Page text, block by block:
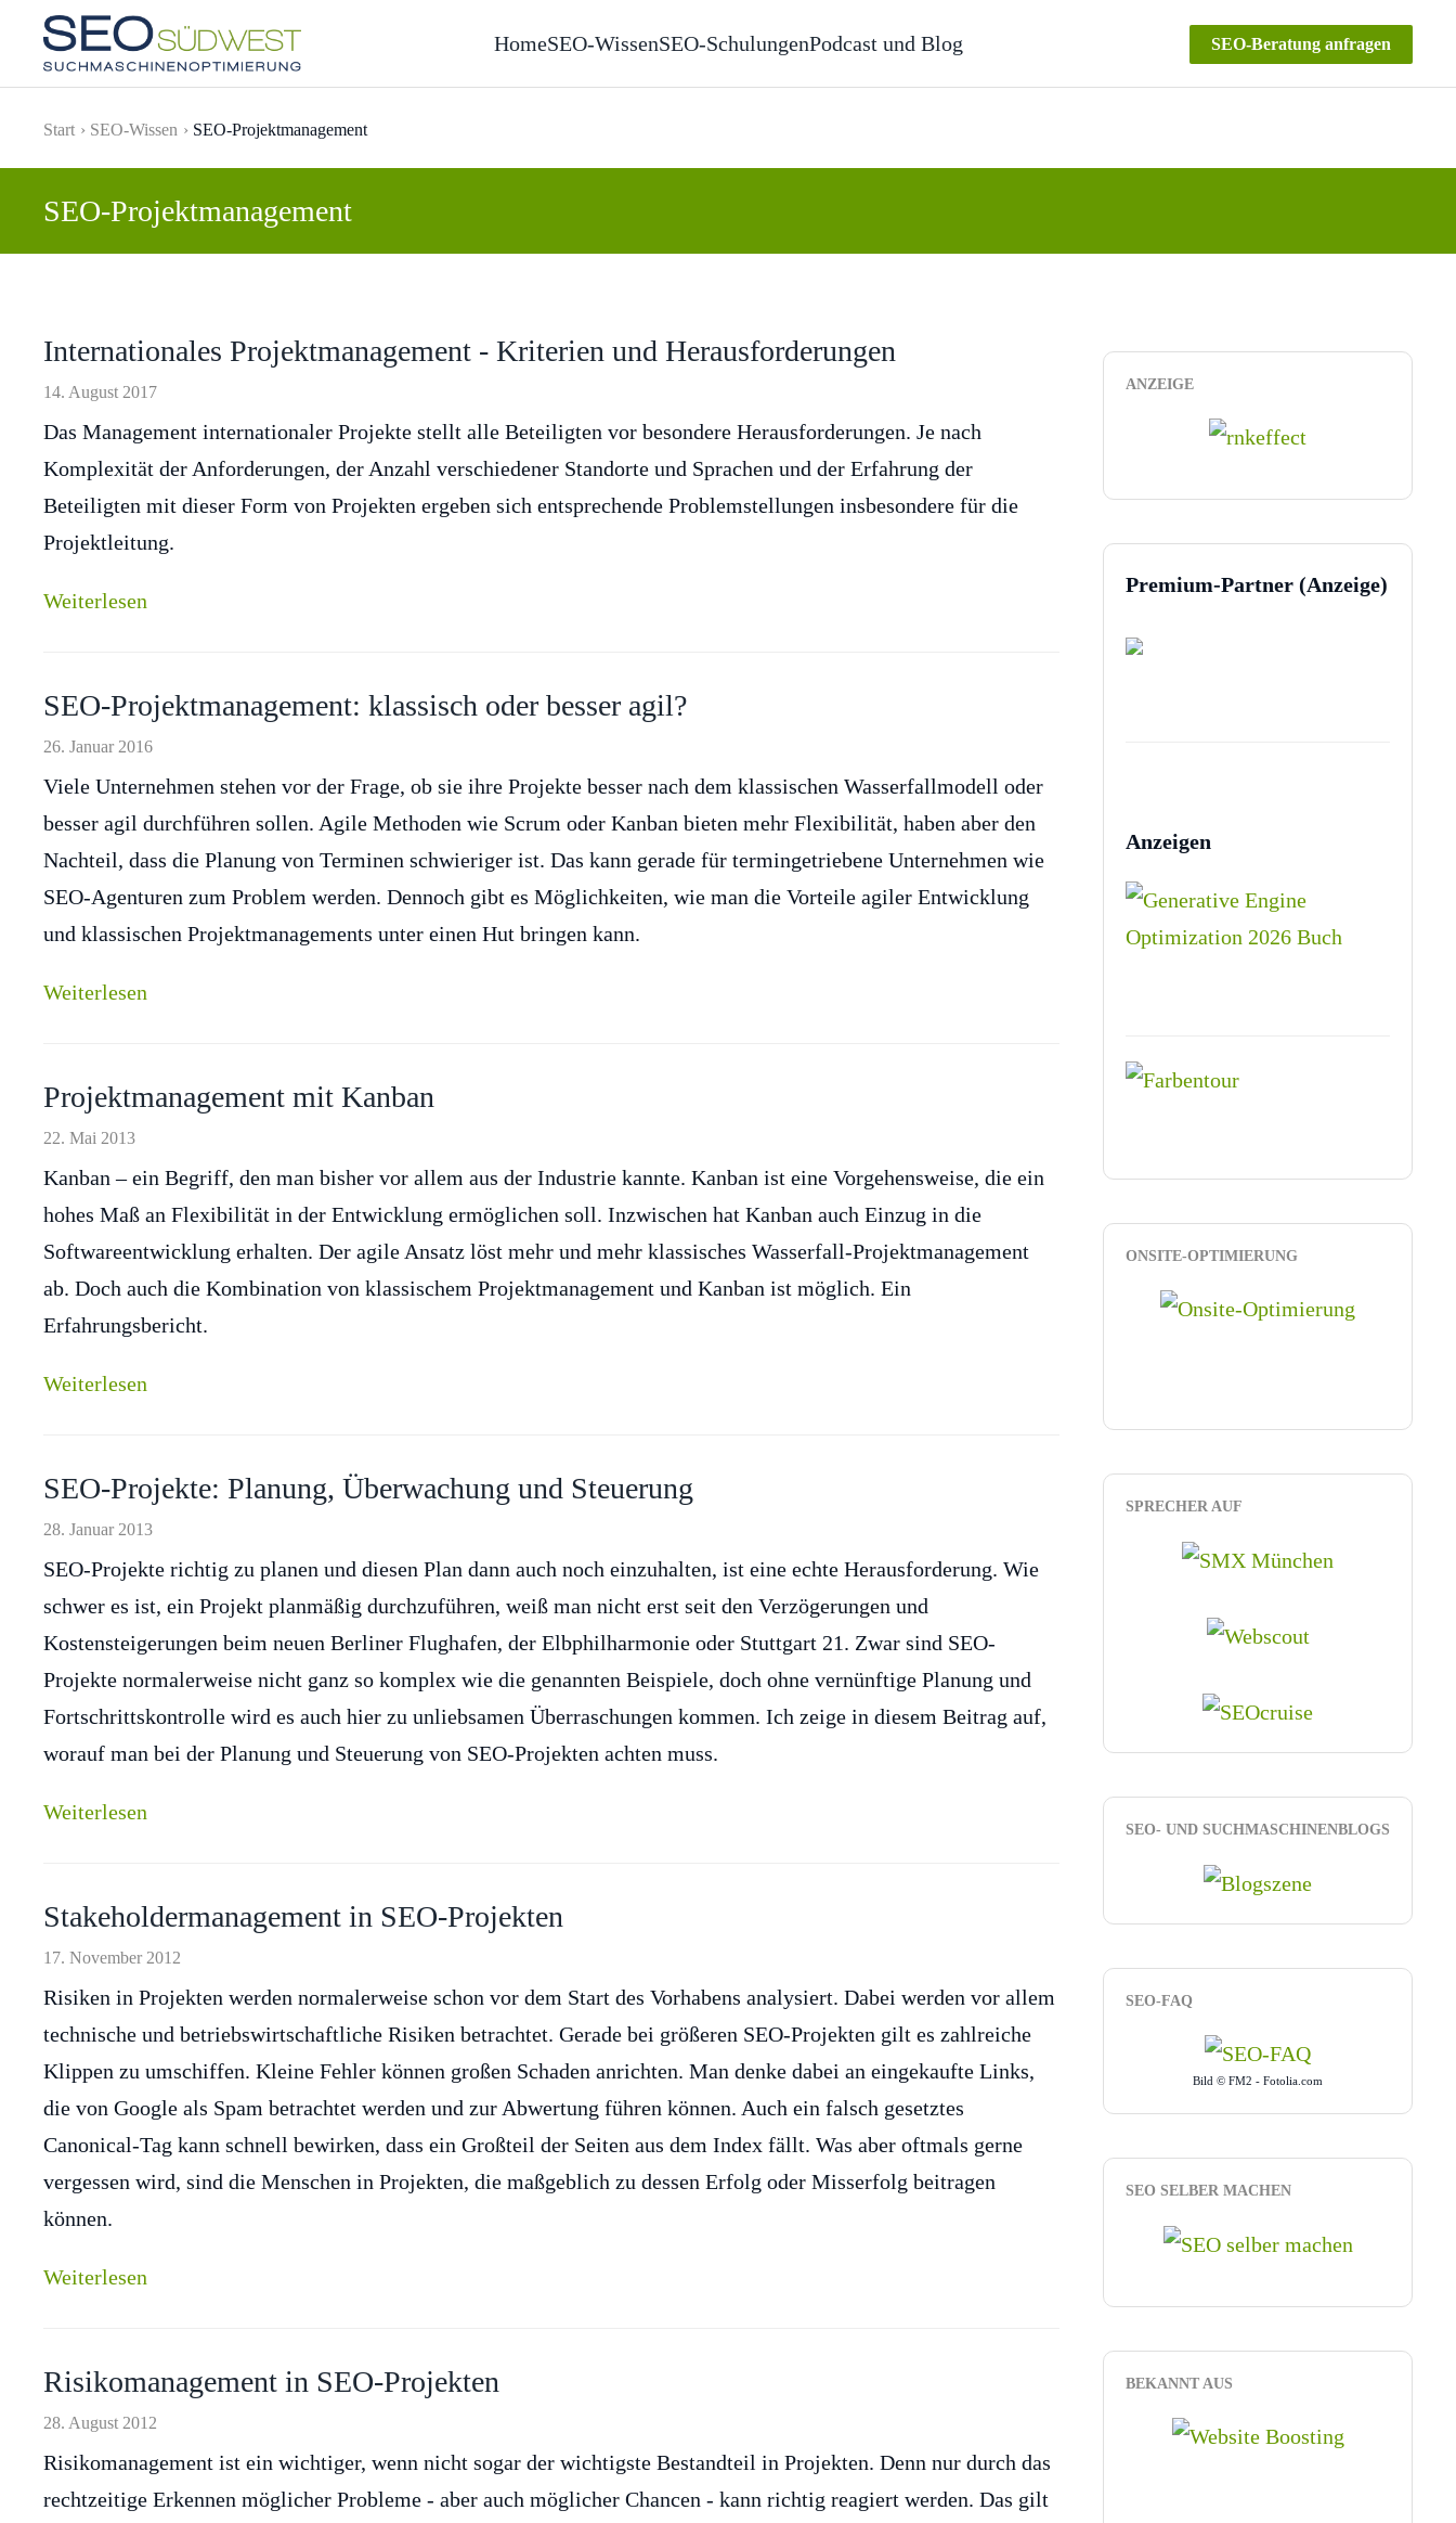
Skip to main content
HomeSEO-WissenSEO-SchulungenPodcast und Blog SEO-Beratung anfragen
Start SEO-Wissen SEO-Projektmanagement
SEO-Projektmanagement
Internationales Projektmanagement - Kriterien und Herausforderungen
14. August 2017
Das Management internationaler Projekte stellt alle Beteiligten vor besondere Herausforderungen. Je nach
Komplexität der Anforderungen, der Anzahl verschiedener Standorte und Sprachen und der Erfahrung der
Beteiligten mit dieser Form von Projekten ergeben sich entsprechende Problemstellungen insbesondere für die
Projektleitung.
Weiterlesen
SEO-Projektmanagement: klassisch oder besser agil?
26. Januar 2016
Viele Unternehmen stehen vor der Frage, ob sie ihre Projekte besser nach dem klassischen Wasserfallmodell oder
besser agil durchführen sollen. Agile Methoden wie Scrum oder Kanban bieten mehr Flexibilität, haben aber den
Nachteil, dass die Planung von Terminen schwieriger ist. Das kann gerade für termingetriebene Unternehmen wie
SEO-Agenturen zum Problem werden. Dennoch gibt es Möglichkeiten, wie man die Vorteile agiler Entwicklung
und klassischen Projektmanagements unter einen Hut bringen kann.
Weiterlesen
Projektmanagement mit Kanban
22. Mai 2013
Kanban – ein Begriff, den man bisher vor allem aus der Industrie kannte. Kanban ist eine Vorgehensweise, die ein
hohes Maß an Flexibilität in der Entwicklung ermöglichen soll. Inzwischen hat Kanban auch Einzug in die
Softwareentwicklung erhalten. Der agile Ansatz löst mehr und mehr klassisches Wasserfall-Projektmanagement
ab. Doch auch die Kombination von klassischem Projektmanagement und Kanban ist möglich. Ein
Erfahrungsbericht.
Weiterlesen
SEO-Projekte: Planung, Überwachung und Steuerung
28. Januar 2013
SEO-Projekte richtig zu planen und diesen Plan dann auch noch einzuhalten, ist eine echte Herausforderung. Wie
schwer es ist, ein Projekt planmäßig durchzuführen, weiß man nicht erst seit den Verzögerungen und
Kostensteigerungen beim neuen Berliner Flughafen, der Elbphilharmonie oder Stuttgart 21. Zwar sind SEO-
Projekte normalerweise nicht ganz so komplex wie die genannten Beispiele, doch ohne vernünftige Planung und
Fortschrittskontrolle wird es auch hier zu unliebsamen Überraschungen kommen. Ich zeige in diesem Beitrag auf,
worauf man bei der Planung und Steuerung von SEO-Projekten achten muss.
Weiterlesen
Stakeholdermanagement in SEO-Projekten
17. November 2012
Risiken in Projekten werden normalerweise schon vor dem Start des Vorhabens analysiert. Dabei werden vor allem
technische und betriebswirtschaftliche Risiken betrachtet. Gerade bei größeren SEO-Projekten gilt es zahlreiche
Klippen zu umschiffen. Kleine Fehler können großen Schaden anrichten. Man denke dabei an eingekaufte Links,
die von Google als Spam betrachtet werden und zur Abwertung führen können. Auch ein falsch gesetztes
Canonical-Tag kann schnell bewirken, dass ein Großteil der Seiten aus dem Index fällt. Was aber oftmals gerne
vergessen wird, sind die Menschen in Projekten, die maßgeblich zu dessen Erfolg oder Misserfolg beitragen
können.
Weiterlesen
Risikomanagement in SEO-Projekten
28. August 2012
Risikomanagement ist ein wichtiger, wenn nicht sogar der wichtigste Bestandteil in Projekten. Denn nur durch das
rechtzeitige Erkennen möglicher Probleme - aber auch möglicher Chancen - kann richtig reagiert werden. Das gilt
ANZEIGE
Premium-Partner (Anzeige)
Anzeigen
ONSITE-OPTIMIERUNG
SPRECHER AUF
SEO- UND SUCHMASCHINENBLOGS
SEO-FAQ
Bild © FM2 - Fotolia.com
SEO SELBER MACHEN
BEKANNT AUS